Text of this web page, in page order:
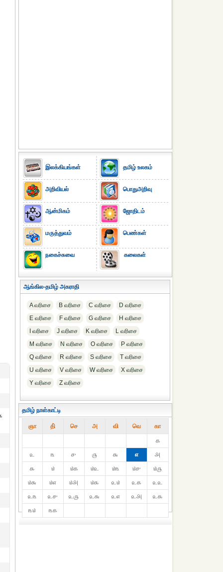
இலக்கியங்கள்
அறிவியல்
ஆன்மிகம்
மருத்துவம்
நகைச்சுவை
தமிழ் உலகம்
பொதுஅறிவு
ஜோதிடம்
பெண்கள்
கலைகள்
ஆங்கில-தமிழ் அகராதி
A வரிசை B வரிசை C வரிசை
D வரிசை
E வரிசை
F வரிசை G வரிசை
H வரிசை
I வரிசை
J வரிசை K வரிசை
L வரிசை
M வரிசை
N வரிசை O வரிசை
P வரிசை
Q வரிசை
R வரிசை S வரிசை
T வரிசை
U வரிசை
V வரிசை W வரிசை
X வரிசை
Y வரிசை
Z வரிசை
தமிழ் நாள்காட்டி
ஞா தி் செ அ வி வெ கா
௧
௨
௩ ௪ ௫ ௬ ௭
௮
௯
௰ ௰௧ ௰௨ ௰௩ ௰௪
௰௫
௰௬
௰௭ ௰௮ ௰௯ ௨௰ ௨௧
௨௨
௨௩
௨௪ ௨௫ ௨௬ ௨௭ ௨௮
௨௯
௩௰
௩௧